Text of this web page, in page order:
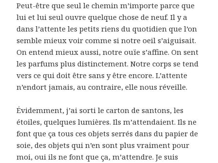
Peut-être que seul le chemin m’importe parce que
lui et lui seul ouvre quelque chose de neuf. Il y a
dans l’attente les petits riens du quotidien que l’on
semble mieux voir comme si notre oeil s’aiguisait.
On entend mieux aussi, notre ouïe s’affine. On sent
les parfums plus distinctement. Notre corps se tend
vers ce qui doit être sans y être encore. L’attente
n’endort jamais, au contraire, elle nous réveille.
Évidemment, j’ai sorti le carton de santons, les
étoiles, quelques lumières. Ils m’attendaient. Ils ne
font que ça tous ces objets serrés dans du papier de
soie, des objets qui n’en sont plus vraiment pour
moi, oui ils ne font que ça, m’attendre. Je suis